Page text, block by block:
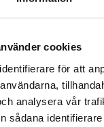
cookies
för att
analysera vår
sådana
fett på
bara
ren så